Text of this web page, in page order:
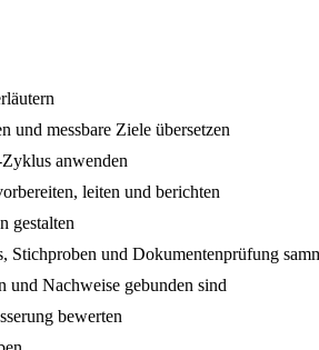
messbare Ziele übersetzen
anwenden
leiten und berichten
gestalten
Stichproben und Dokumentenprüfung
und Nachweise gebunden sind
bewerten